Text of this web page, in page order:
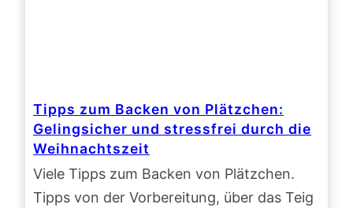
Tipps zum Backen von Plätzchen:
Gelingsicher und stressfrei durch die
Weihnachtszeit
Viele Tipps zum Backen von Plätzchen.
Tipps von der Vorbereitung, über das Teig